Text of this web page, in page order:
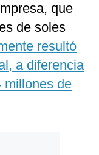
que
de soles
resultó
a diferencia
millones de